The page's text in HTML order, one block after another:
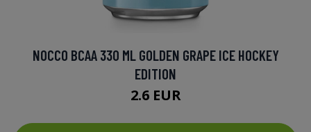
NOCCO BCAA 330 ML GOLDEN GRAPE ICE HOCKEY
EDITION
2.6 EUR